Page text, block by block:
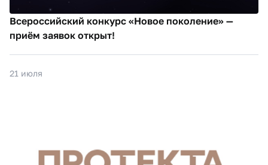
Всероссийский конкурс «Новое поколение» —
приём заявок открыт!
21 июля